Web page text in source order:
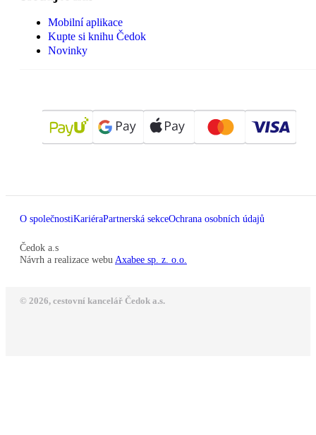
Mobilní aplikace
Kupte si knihu Čedok
Novinky
O společnostiKariéraPartnerská sekceOchrana osobních údajů
Čedok a.s
Návrh a realizace webu Axabee sp. z. o.o.
© 2026, cestovní kancelář Čedok a.s.